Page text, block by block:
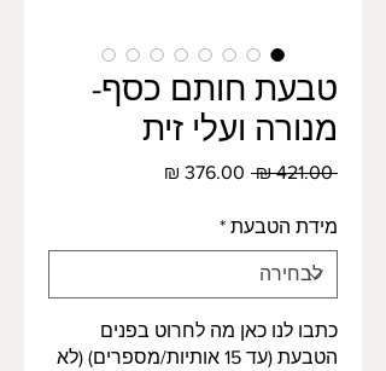
טבעת חותם כסף-
מנורה ועלי זית
‏421.00 ‏₪
מחיר
מידת הטבעת *
כתבו לנו כאן מה לחרוט בפנים
הטבעת (עד 15 אותיות/מספרים) (לא